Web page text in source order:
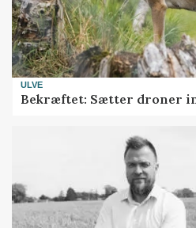
ULVE
Bekræftet: Sætter droner